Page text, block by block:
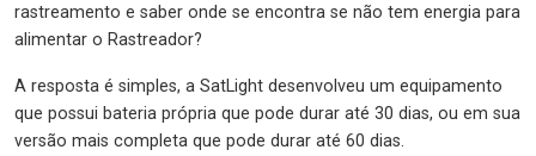
rastreamento e saber onde se encontra se não tem energia para
alimentar o Rastreador?
A resposta é simples, a SatLight desenvolveu um equipamento
que possui bateria própria que pode durar até 30 dias, ou em sua
versão mais completa que pode durar até 60 dias.